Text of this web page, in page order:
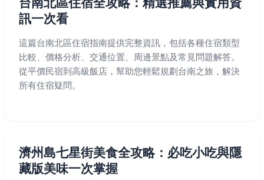
訊一次看
這篇台南北區住宿指南提供完整資訊，包括各種住宿類型
比較、價格分析、交通位置、周邊景點及常見問題解答。
從平價民宿到高級飯店，幫助您輕鬆規劃台南之旅，解決
所有住宿疑問。
濟州島七星街美食全攻略：必吃小吃與隱
藏版美味一次掌握